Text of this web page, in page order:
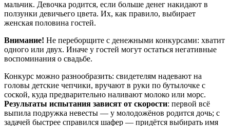
мальчик. Девочка родится, если больше денег накидают в
ползунки девичьего цвета. Их, как правило, выбирает
женская половина гостей.
Внимание! Не переборщите с денежными конкурсами: хватит
одного или двух. Иначе у гостей могут остаться негативные
воспоминания о свадьбе.
Конкурс можно разнообразить: свидетелям надевают на
головы детские чепчики, вручают в руки по бутылочке с
соской, куда предварительно наливают молоко или морс.
Результаты испытания зависят от скорости: первой всё
выпила подружка невесты — у молодожёнов родится дочь; с
задачей быстрее справился шафер — придётся выбирать имя